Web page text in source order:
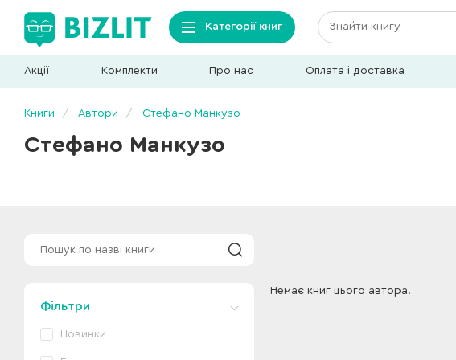
Категорії книг
Акції Комплекти Про нас Оплата і доставка
Книги Автори Стефано Манкузо
Стефано Манкузо
Фільтри
Новинки
Немає книг цього автора.